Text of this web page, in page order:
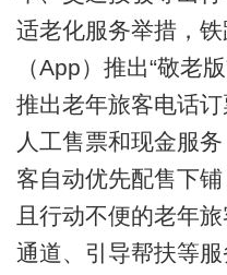
适老化服务举措，
（App）推出“敬老
推出老年旅客电话
人工售票和现金服
客自动优先配售下
且行动不便的老年
通道、引导帮扶等